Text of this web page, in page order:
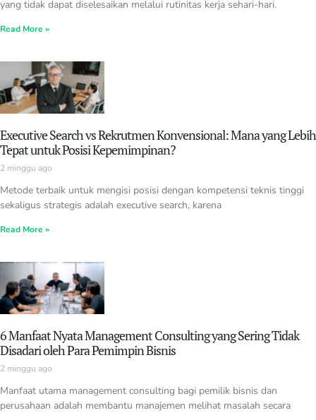
yang tidak dapat diselesaikan melalui rutinitas kerja sehari-hari.
Read More »
Executive Search vs Rekrutmen Konvensional: Mana yang Lebih
Tepat untuk Posisi Kepemimpinan?
2 minggu ago
Metode terbaik untuk mengisi posisi dengan kompetensi teknis tinggi
sekaligus strategis adalah executive search, karena
Read More »
6 Manfaat Nyata Management Consulting yang Sering Tidak
Disadari oleh Para Pemimpin Bisnis
2 minggu ago
Manfaat utama management consulting bagi pemilik bisnis dan
perusahaan adalah membantu manajemen melihat masalah secara